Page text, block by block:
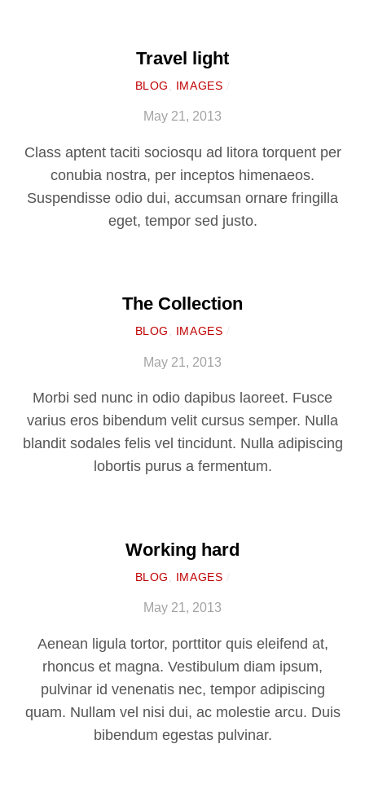
Travel light
BLOG IMAGES
May 21, 2013
Class aptent taciti sociosqu ad litora torquent per
conubia nostra, per inceptos himenaeos.
Suspendisse odio dui, accumsan ornare fringilla
eget, tempor sed justo.
The Collection
BLOG, IMAGES
May 21, 2013
Morbi sed nunc in odio dapibus laoreet. Fusce
varius eros bibendum velit cursus semper. Nulla
blandit sodales felis vel tincidunt. Nulla adipiscing
lobortis purus a fermentum.
Working hard
BLOG IMAGES
May 21, 2013
Aenean ligula tortor, porttitor quis eleifend at,
rhoncus et magna. Vestibulum diam ipsum,
pulvinar id venenatis nec, tempor adipiscing
quam. Nullam vel nisi dui, ac molestie arcu. Duis
bibendum egestas pulvinar.